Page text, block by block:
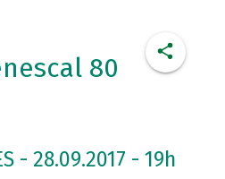
80
- 28.09.2017 - 19h